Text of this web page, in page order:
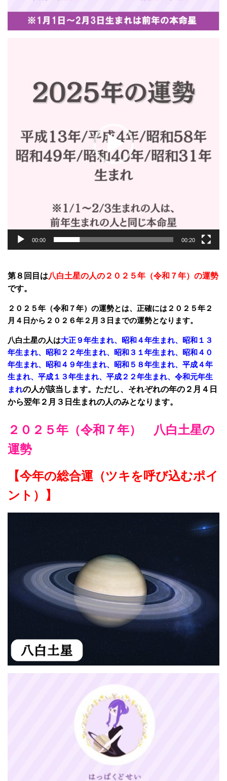
00:00 00:20
第８回目は八白土星の人の２０２５年（令和７年）の運勢
です。
２０２５年（令和７年）の運勢とは、正確には２０２５年２
月４日から２０２６年２月３日までの運勢となります。
八白土星の人は大正９年生まれ、昭和４年生まれ、昭和１３
年生まれ、昭和２２年生まれ、昭和３１年生まれ、昭和４０
年生まれ、昭和４９年生まれ、昭和５８年生まれ、平成４年
生まれ、平成１３年生まれ、平成２２年生まれ、令和元年生
まれの人が該当します。ただし、それぞれの年の２月４日
から翌年２月３日生まれの人のみとなります。
２０２５年（令和７年） 八白土星の
運勢
【今年の総合運（ツキを呼び込むポイ
ント）】